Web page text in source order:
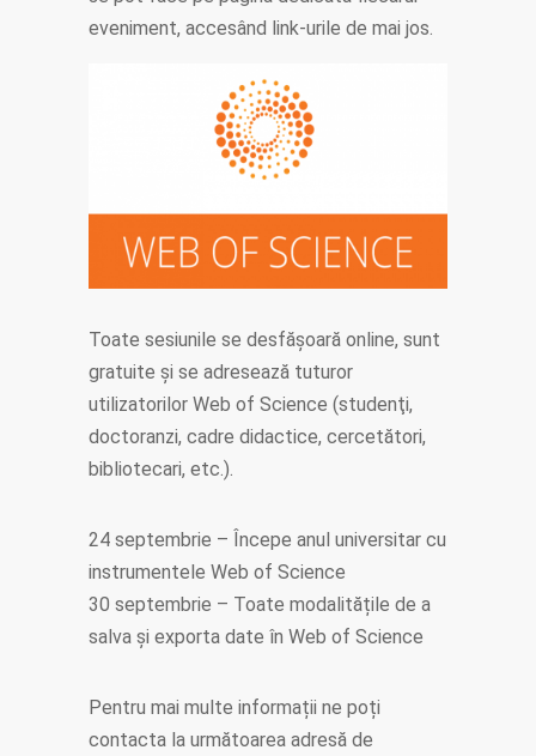
eveniment, accesând link-urile de mai jos.
Toate sesiunile se desfăşoară online, sunt
gratuite şi se adresează tuturor
utilizatorilor Web of Science (studenţi,
doctoranzi, cadre didactice, cercetători,
bibliotecari, etc.).
24 septembrie – Începe anul universitar cu
instrumentele Web of Science
30 septembrie – Toate modalitățile de a
salva și exporta date în Web of Science
Pentru mai multe informații ne poți
contacta la următoarea adresă de